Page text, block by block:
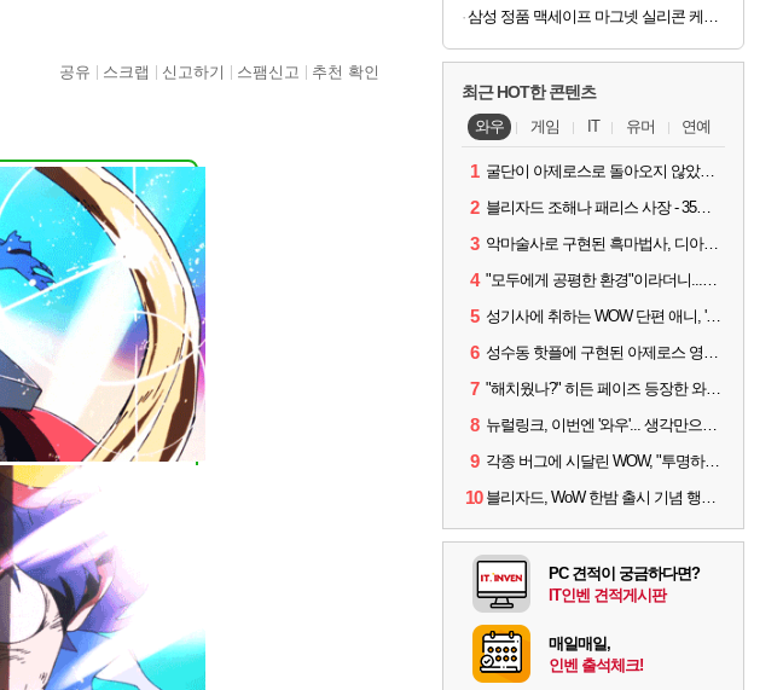
공유 스크랩 신고하기 스팸신고 추천 확인
삼성 정품 맥세이프 마그넷 실리콘 케이스 커버 with 링 크림, 갤럭시Z 플립8
최근 HOT한 콘텐츠
와우 게임 IT 유머 연예
1 굴단이 아제로스로 돌아오지 않았다면? 와우 클래식+ 주목
2 블리자드 조해나 패리스 사장 - 35년 역사, 그리고 비전
3 악마술사로 구현된 흑마법사, 디아4 x 와우 콜라보 살펴보기
4 "모두에게 공평한 환경"이라더니...여전히 살아있는 애드온
5 성기사에 취하는 WOW 단편 애니, '신성한 모든 것'
6 성수동 핫플에 구현된 아제로스 영웅들의 안식처, WoW 홈스윗홈
7 "해치웠나?" 히든 페이즈 등장한 와우 '한밤', 세계 최초 킬은 '팀 리퀴드'
8 뉴럴링크, 이번엔 '와우'... 생각만으로 게임하는 시대 성큼
9 각종 버그에 시달린 WOW, "투명하고 신속한 소통과 대응 약속"
10 블리자드, WoW 한밤 출시 기념 행사 '홈스윗홈' 28일 개최
PC 견적이 궁금하다면?
IT인벤 견적게시판
매일매일,
인벤 출석체크!